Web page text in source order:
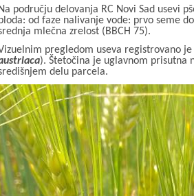
Na području delovanja RC Novi Sad usevi
od faze nalivanje vode: prvo seme
mlečna zrelost (BBCH 75).
pregledom useva registrovano
). Štetočina je uglavnom prisutna
delu parcela.